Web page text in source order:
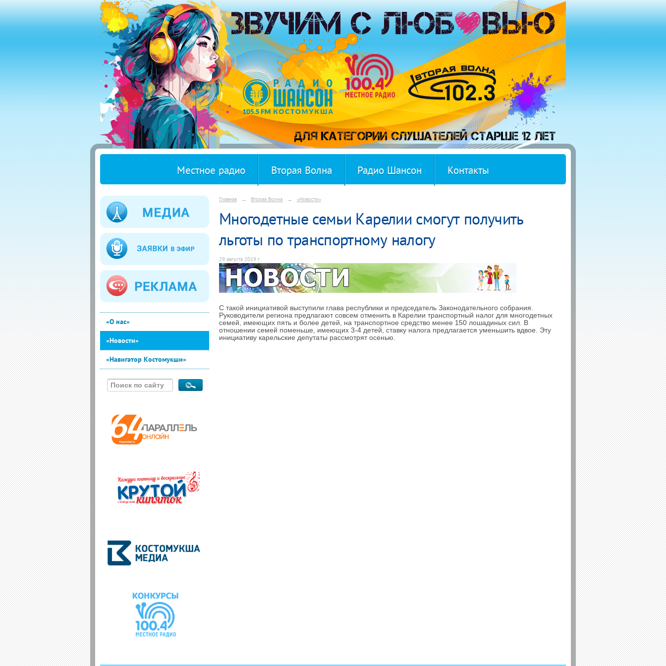
Местное радио Вторая Волна Радио Шансон Контакты
«О нас»
«Новости»
«Навигатор Костомукши»
Главная → Вторая Волна → «Новости»
Многодетные семьи Карелии смогут получить
льготы по транспортному налогу
29 августа 2019 г.
С такой инициативой выступили глава республики и председатель Законодательного собрания.
Руководители региона предлагают совсем отменить в Карелии транспортный налог для многодетных
семей, имеющих пять и более детей, на транспортное средство менее 150 лошадиных сил. В
отношении семей поменьше, имеющих 3-4 детей, ставку налога предлагается уменьшить вдвое. Эту
инициативу карельские депутаты рассмотрят осенью.